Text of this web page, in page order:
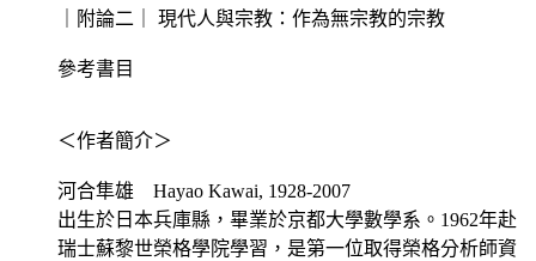
｜附論二｜ 現代人與宗教：作為無宗教的宗教
參考書目
＜作者簡介＞
河合隼雄 Hayao Kawai, 1928-2007
出生於日本兵庫縣，畢業於京都大學數學系。1962年赴
瑞士蘇黎世榮格學院學習，是第一位取得榮格分析師資